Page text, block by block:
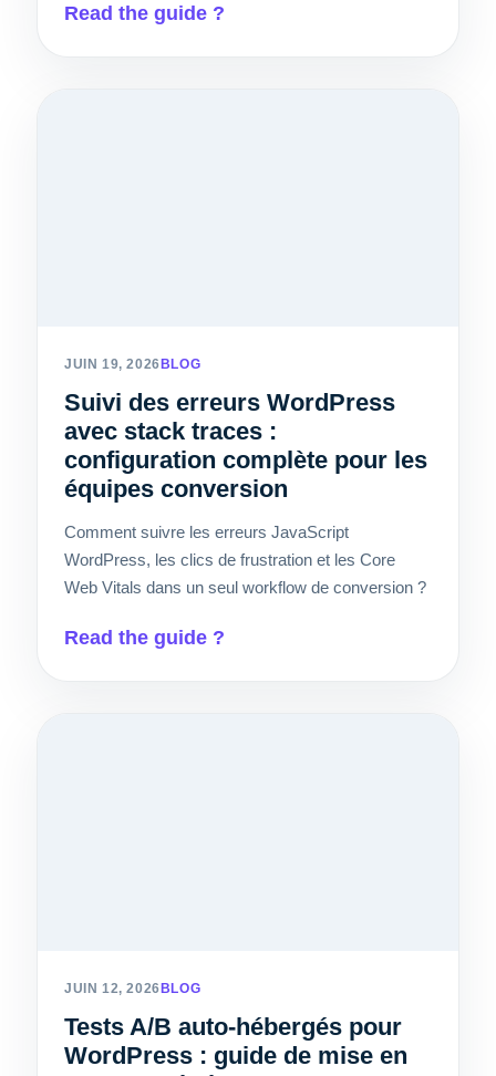
Read the guide ?
JUIN 19, 2026 BLOG
Suivi des erreurs WordPress
avec stack traces :
configuration complète pour les
équipes conversion
Comment suivre les erreurs JavaScript
WordPress, les clics de frustration et les Core
Web Vitals dans un seul workflow de conversion ?
Read the guide ?
JUIN 12, 2026BLOG
Tests A/B auto-hébergés pour
WordPress : guide de mise en